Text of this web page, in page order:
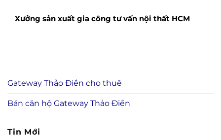
Xưởng sản xuất gia công tư vấn nội thất HCM
Gateway Thảo Điền cho thuê
Bán căn hộ Gateway Thảo Điền
Tin Mới